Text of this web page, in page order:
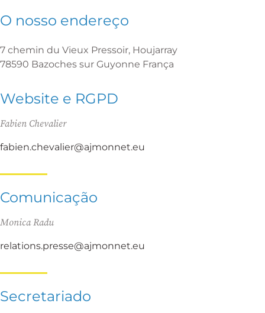
Website e RGPD
Fabien Chevalier
fabien.chevalier@ajmonnet.eu
Comunicação
Monica Radu
relations.presse@ajmonnet.eu
Secretariado
O nosso endereço
7 chemin du Vieux Pressoir, Houjarray
78590 Bazoches sur Guyonne França